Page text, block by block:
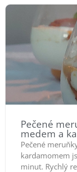
Pečené
medem a
Pečené
kardamomem
minut. Rychlý